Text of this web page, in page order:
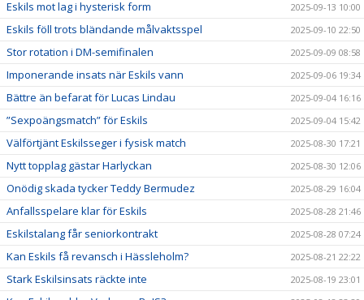
Eskils mot lag i hysterisk form 2025-09-13 10:00
Eskils föll trots bländande målvaktsspel 2025-09-10 22:50
Stor rotation i DM-semifinalen 2025-09-09 08:58
Imponerande insats när Eskils vann 2025-09-06 19:34
Bättre än befarat för Lucas Lindau 2025-09-04 16:16
”Sexpoängsmatch” för Eskils 2025-09-04 15:42
Välförtjänt Eskilsseger i fysisk match 2025-08-30 17:21
Nytt topplag gästar Harlyckan 2025-08-30 12:06
Onödig skada tycker Teddy Bermudez 2025-08-29 16:04
Anfallsspelare klar för Eskils 2025-08-28 21:46
Eskilstalang får seniorkontrakt 2025-08-28 07:24
Kan Eskils få revansch i Hässleholm? 2025-08-21 22:22
Stark Eskilsinsats räckte inte 2025-08-19 23:01